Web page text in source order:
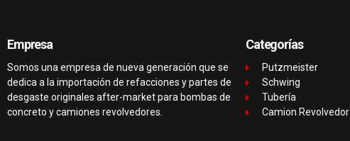
Empresa
Somos una empresa de nueva generación que se
dedica a la importación de refacciones y partes de
desgaste originales after-market para bombas de
concreto y camiones revolvedores.
Categorías
Putzmeister
Schwing
Tubería
Camion Revolvedor